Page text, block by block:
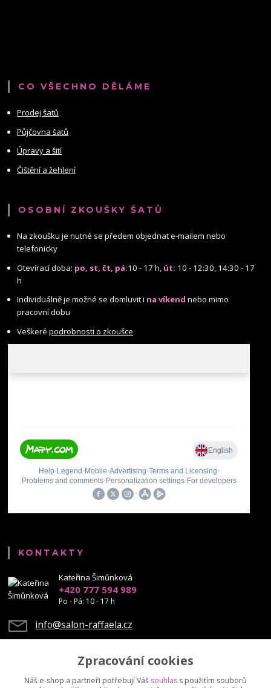
CO VŠECHNO DĚLÁME
Prodej šatů
Půjčovna šatů
Úpravy a šití
Čištění a žehlení
OSOBNÍ ZKOUŠKY ŠATŮ
Na zkoušku je nutné se předem objednat e-mailem nebo
telefonicky
Otevírací doba: po, st, čt, pá:10 - 17 h, út: 10 - 12:30, 14:30 - 17
h
Individuálně je možné se domluvit i na víkend nebo mimo
pracovní dobu
Veškerépodrobnosti o zkoušce
KONTAKTY
Kateřina Šimůnková
+420 777 594 989
Po - Pá: 10 - 17 h
info@salon-raffaela.cz
Zpracování cookies
Náš e-shop a partneři potřebují Váš souhlas s použitím souborů